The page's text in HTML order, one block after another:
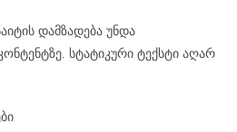
დამზადება უნდა
სტატიკური ტექსტი აღარ